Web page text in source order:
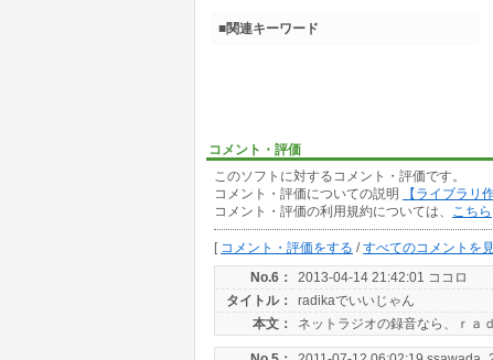
コメント・評価
このソフトに対するコメント・評価です。
コメント・評価についての説明
【ライブラリ
コメント・評価の利用規約については、
こちら
[ コメント・評価をする /すべてのコメントを
No.6：
2013-04-14 21:42:01 ココロ
タイトル：
radikaでいいじゃん
本文：
ネットラジオの録音なら、ｒａ
■関連キーワード